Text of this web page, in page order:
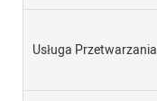
Usługa Przetwarzania